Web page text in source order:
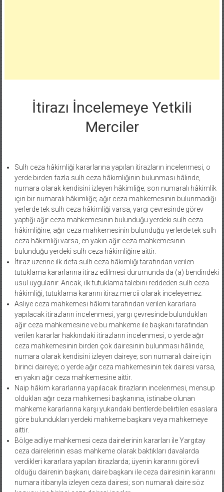
İtirazı İncelemeye Yetkili
Merciler
Sulh ceza hâkimliği kararlarına yapılan itirazların incelenmesi, o
yerde birden fazla sulh ceza hâkimliğinin bulunması hâlinde,
numara olarak kendisini izleyen hâkimliğe; son numaralı hâkimlik
için bir numaralı hâkimliğe; ağır ceza mahkemesinin bulunmadığı
yerlerde tek sulh ceza hâkimliği varsa, yargı çevresinde görev
yaptığı ağır ceza mahkemesinin bulunduğu yerdeki sulh ceza
hâkimliğine; ağır ceza mahkemesinin bulunduğu yerlerde tek sulh
ceza hâkimliği varsa, en yakın ağır ceza mahkemesinin
bulunduğu yerdeki sulh ceza hâkimliğine aittir.
İtiraz üzerine ilk defa sulh ceza hâkimliği tarafından verilen
tutuklama kararlarına itiraz edilmesi durumunda da (a) bendindeki
usul uygulanır. Ancak, ilk tutuklama talebini reddeden sulh ceza
hâkimliği, tutuklama kararını itiraz mercii olarak inceleyemez.
Asliye ceza mahkemesi hâkimi tarafından verilen kararlara
yapılacak itirazların incelenmesi, yargı çevresinde bulundukları
ağır ceza mahkemesine ve bu mahkeme ile başkanı tarafından
verilen kararlar hakkındaki itirazların incelenmesi, o yerde ağır
ceza mahkemesinin birden çok dairesinin bulunması hâlinde,
numara olarak kendisini izleyen daireye; son numaralı daire için
birinci daireye; o yerde ağır ceza mahkemesinin tek dairesi varsa,
en yakın ağır ceza mahkemesine aittir.
Naip hâkim kararlarına yapılacak itirazların incelenmesi, mensup
oldukları ağır ceza mahkemesi başkanına, istinabe olunan
mahkeme kararlarına karşı yukarıdaki bentlerde belirtilen esaslara
göre bulundukları yerdeki mahkeme başkanı veya mahkemeye
aittir.
Bölge adliye mahkemesi ceza dairelerinin kararları ile Yargıtay
ceza dairelerinin esas mahkeme olarak baktıkları davalarda
verdikleri kararlara yapılan itirazlarda; üyenin kararını görevli
olduğu dairenin başkanı, daire başkanı ile ceza dairesinin kararını
numara itibarıyla izleyen ceza dairesi; son numaralı daire söz